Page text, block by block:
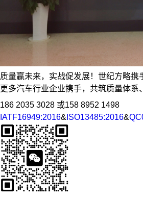
质量赢未来，实战促发展！世纪方略
更多汽车行业企业携手，共筑质量体系
186 2035 3028 或158 8952 1498
IATF16949:2016& ISO13485:2016&